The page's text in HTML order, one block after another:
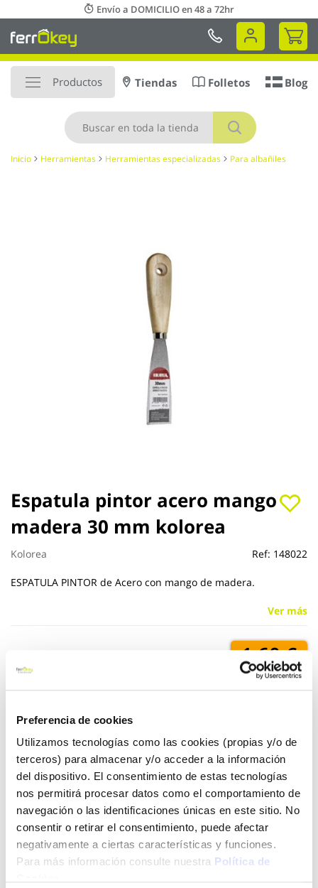
Preferencia de cookies
Utilizamos tecnologías como las cookies (propias y/o de
terceros) para almacenar y/o acceder a la información
del dispositivo. El consentimiento de estas tecnologías
nos permitirá procesar datos como el comportamiento de
navegación o las identificaciones únicas en este sitio. No
consentir o retirar el consentimiento, puede afectar
negativamente a ciertas características y funciones.
Para más información consulte nuestra Política de
al
contenido
Envío a DOMICILIO en 48 a 72hr
Mi
Productos
Buscar
Tiendas Folletos Blog
Inicio Herramientas Herramientas especializadas Para albañiles
Espatula pintor acero mango
madera 30 mm kolorea
Kolorea Ref: 148022
ESPATULA PINTOR de Acero con mango de madera.
Ver más
1,60 €
Click&Collect - Recogida gratis
en nuestras tiendas
Envío a domicilio:
Saltar
al
comienzo
de
la
de